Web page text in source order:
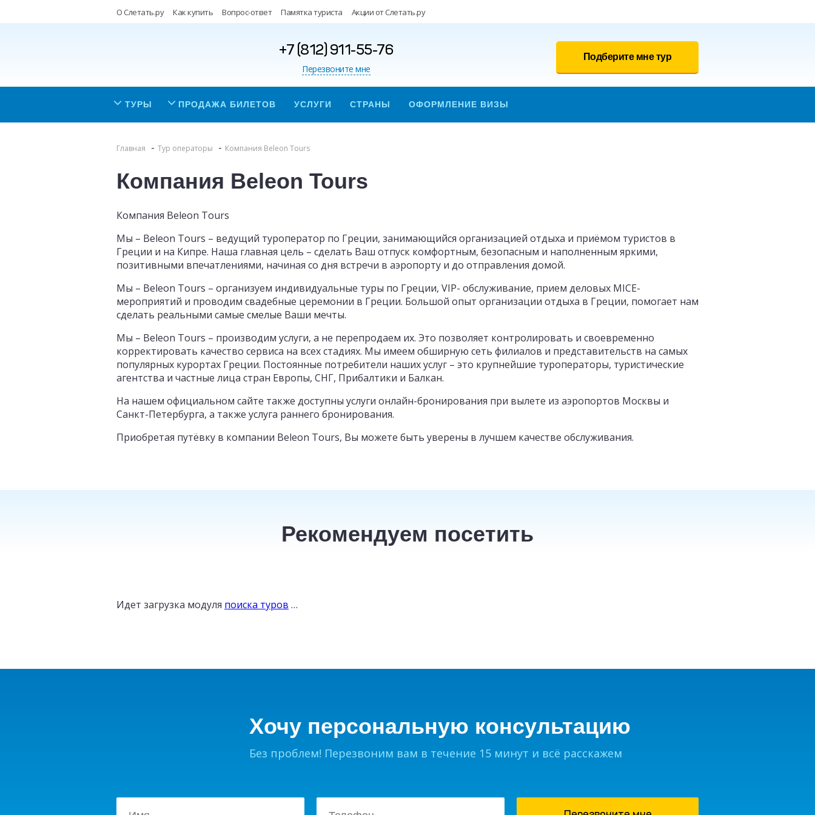
О Слетать.ру Как купить Вопрос-ответ Памятка туриста Акции от Слетать.ру
+7 (812) 911-55-76
Перезвоните мне
Подберите мне тур
ТУРЫ ПРОДАЖА БИЛЕТОВ УСЛУГИ СТРАНЫ ОФОРМЛЕНИЕ ВИЗЫ
Главная Тур операторы Компания Beleon Tours
Компания Beleon Tours
Компания Beleon Tours
Мы – Beleon Tours – ведущий туроператор по Греции, занимающийся организацией отдыха и приёмом туристов в
Греции и на Кипре. Наша главная цель – сделать Ваш отпуск комфортным, безопасным и наполненным яркими,
позитивными впечатлениями, начиная со дня встречи в аэропорту и до отправления домой.
Мы – Beleon Tours – организуем индивидуальные туры по Греции, VIP- обслуживание, прием деловых MICE-
мероприятий и проводим свадебные церемонии в Греции. Большой опыт организации отдыха в Греции, помогает нам
сделать реальными самые смелые Ваши мечты.
Мы – Beleon Tours – производим услуги, а не перепродаем их. Это позволяет контролировать и своевременно
корректировать качество сервиса на всех стадиях. Мы имеем обширную сеть филиалов и представительств на самых
популярных курортах Греции. Постоянные потребители наших услуг – это крупнейшие туроператоры, туристические
агентства и частные лица стран Европы, СНГ, Прибалтики и Балкан.
На нашем официальном сайте также доступны услуги онлайн-бронирования при вылете из аэропортов Москвы и
Санкт-Петербурга, а также услуга раннего бронирования.
Приобретая путёвку в компании Beleon Tours, Вы можете быть уверены в лучшем качестве обслуживания.
Рекомендуем посетить
16
Идет загрузка модуля поиска туров …
Хочу персональную консультацию
Без проблем! Перезвоним вам в течение 15 минут и всё расскажем